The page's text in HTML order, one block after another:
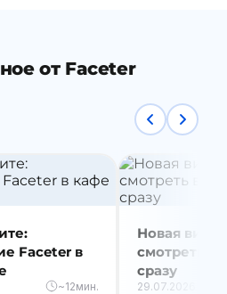
от Faceter
Faceter в
~12мин.
Новая
смотреть
сразу
29.07.2026